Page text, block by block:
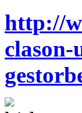
http://